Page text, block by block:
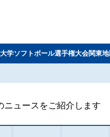
学ソフトボール選手権大会関東
ニュースをご紹介します